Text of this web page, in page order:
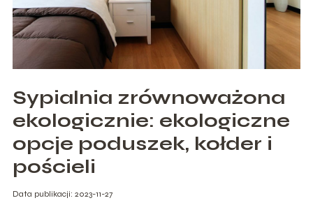
Sypialnia zrównoważona
ekologicznie: ekologiczne
opcje poduszek, kołder i
pościeli
Data publikacji: 2023-11-27